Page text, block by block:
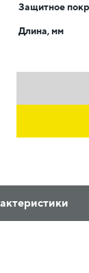
Защитное
Длина, мм